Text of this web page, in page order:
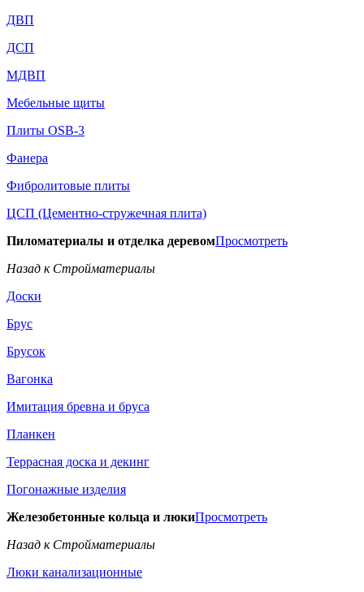
ДВП
ДСП
МДВП
Мебельные щиты
Плиты OSB-3
Фанера
Фибролитовые плиты
ЦСП (Цементно-стружечная плита)
Пиломатериалы и отделка деревомПросмотреть
Назад к Стройматериалы
Доски
Брус
Брусок
Вагонка
Имитация бревна и бруса
Планкен
Террасная доска и декинг
Погонажные изделия
Железобетонные кольца и люкиПросмотреть
Назад к Стройматериалы
Люки канализационные